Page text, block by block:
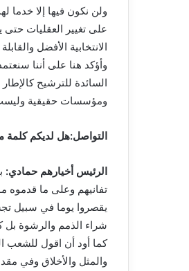
ولن نكون فيها إلا خدما
على تغيير العقليات
الانتخابية الأفضل
وأؤكد هنا على أننا
السائدة للترشيح كالإطار
ومؤسسات حقيقية وليست
التواصل:هل لديكم كلمة
الرئيس أخيارهم حمادي:
تفانيهم وعلى ما قدموه
يقصروا يوما في سبيل
شراء الذمم والرشوة بل
كما أود أن اقول للشعب
والمثل والأخلاق وفي